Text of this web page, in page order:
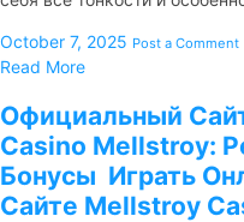
October 7, 2025 Post a Comment
Read More
Официальный
Casino Mellstroy:
Бонусы ️ Играть
Сайте Mellstroy